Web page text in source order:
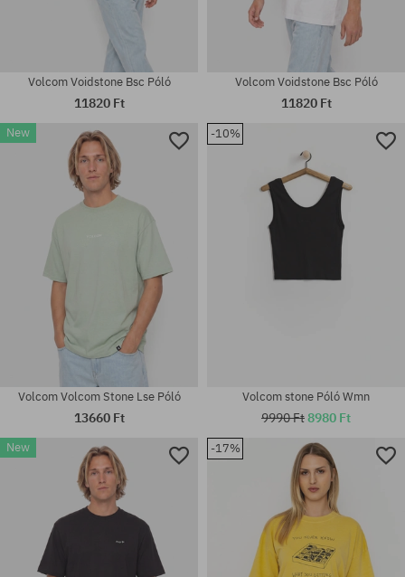
Elérhető méretek:
S; M; L; XL; XXL
Elérhető méretek:
Elérhető méretek:
Volcom Voidstone Bsc Póló
11820 Ft
Elérhető méretek:
Volcom Voidstone Bsc Póló
11820 Ft
New
Volcom Volcom Stone Lse Póló
13660 Ft
-10%
Volcom stone Póló Wmn
9990 Ft8980 Ft
New -17%